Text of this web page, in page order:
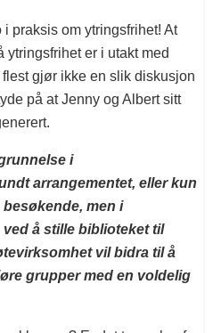
praksis om ytringsfrihet! At
ytringsfrihet er i utakt med
gjør ikke en slik diskusjon
på at Jenny og Albert sitt
i
arrangementet, eller kun
men i
å stille biblioteket til
vil bidra til å
grupper med en voldelig